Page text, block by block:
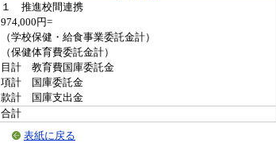
１ 推進校間連携
974,000円=
（学校保健・給食事業委託金計）
（保健体育費委託金計）
目計 教育費国庫委託金
項計 国庫委託金
款計 国庫支出金
合計
表紙に戻る